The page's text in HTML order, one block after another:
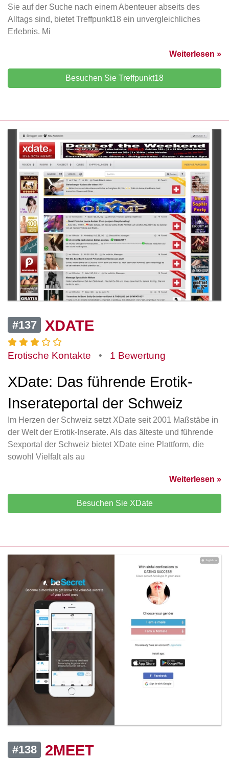
Sie auf der Suche nach einem Abenteuer abseits des
Alltags sind, bietet Treffpunkt18 ein unvergleichliches
Erlebnis. Mi
Weiterlesen »
Besuchen Sie Treffpunkt18
#137 XDATE
Erotische Kontakte • 1 Bewertung
XDate: Das führende Erotik-
Inserateportal der Schweiz
Im Herzen der Schweiz setzt XDate seit 2001 Maßstäbe in
der Welt der Erotik-Inserate. Als das älteste und führende
Sexportal der Schweiz bietet XDate eine Plattform, die
sowohl Vielfalt als au
Weiterlesen »
Besuchen Sie XDate
#138 2MEET